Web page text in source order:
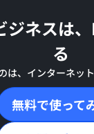
ジネスは
る
は、インターネッ
無料で使って